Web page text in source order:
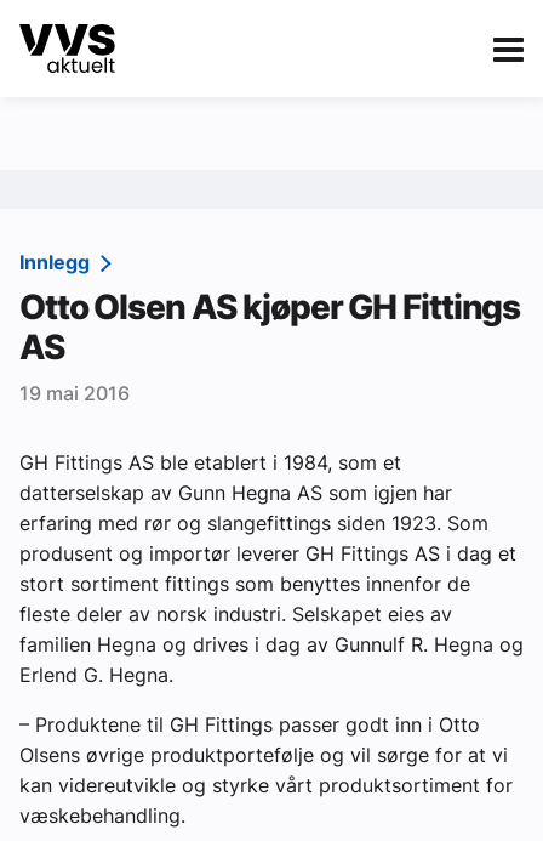
Kategorier
Sanitær
Ventilasjon
Varme og energi
Vann og avløp
Aktuelle prosjekter
Om VVS Aktuelt
Kontakt oss:
Abonner på fagbladet Byggfakta Nyheter
Annonsere i VVS Aktuelt
Kontakt oss
Tips oss
Innlegg
Otto Olsen AS kjøper GH Fittings
AS
19 mai 2016
GH Fittings AS ble etablert i 1984, som et
datterselskap av Gunn Hegna AS som igjen har
erfaring med rør og slangefittings siden 1923. Som
produsent og importør leverer GH Fittings AS i dag et
stort sortiment fittings som benyttes innenfor de
fleste deler av norsk industri. Selskapet eies av
familien Hegna og drives i dag av Gunnulf R. Hegna og
Erlend G. Hegna.
– Produktene til GH Fittings passer godt inn i Otto
Olsens øvrige produktportefølje og vil sørge for at vi
kan videreutvikle og styrke vårt produktsortiment for
væskebehandling.